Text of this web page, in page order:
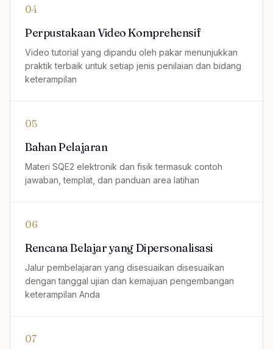
04
Perpustakaan Video Komprehensif
Video tutorial yang dipandu oleh pakar menunjukkan
praktik terbaik untuk setiap jenis penilaian dan bidang
keterampilan
05
Bahan Pelajaran
Materi SQE2 elektronik dan fisik termasuk contoh
jawaban, templat, dan panduan area latihan
06
Rencana Belajar yang Dipersonalisasi
Jalur pembelajaran yang disesuaikan disesuaikan
dengan tanggal ujian dan kemajuan pengembangan
keterampilan Anda
07